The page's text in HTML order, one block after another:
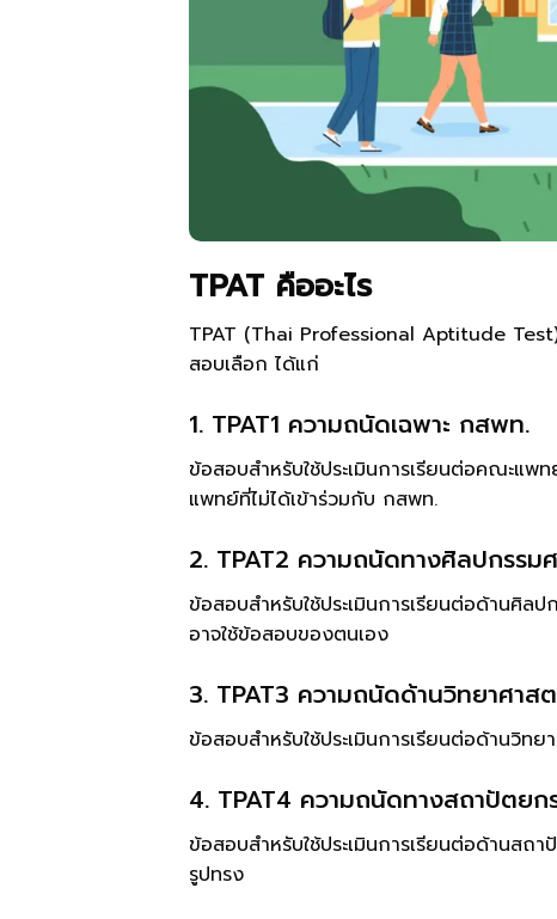
TPAT คืออะไร
TPAT (Thai Professional Aptitude
สอบเลือก ได้แก่
1. TPAT1 ความถนัดเฉพาะ กสพท.
ข้อสอบสำหรับใช้ประเมินการเรียนต่อคณะ
แพทย์ที่ไม่ได้เข้าร่วมกับ กสพท.
2. TPAT2 ความถนัดทางศิลปกรรม
ข้อสอบสำหรับใช้ประเมินการเรียนต่อด้านศิ
อาจใช้ข้อสอบของตนเอง
3. TPAT3 ความถนัดด้านวิทยาศาส
ข้อสอบสำหรับใช้ประเมินการเรียนต่อด้านวิท
4. TPAT4 ความถนัดทางสถาปัตยก
ข้อสอบสำหรับใช้ประเมินการเรียนต่อด้านส
รูปทรง